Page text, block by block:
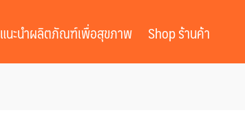
แนะนำผลิตภัณฑ์เพื่อสุขภาพ Shop ร้านค้า